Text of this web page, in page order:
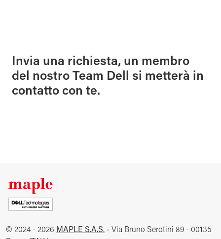
Invia una richiesta, un membro
del nostro Team Dell si metterà in
contatto con te.
© 2024 - 2026 MAPLE S.A.S. - Via Bruno Serotini 89 - 00135